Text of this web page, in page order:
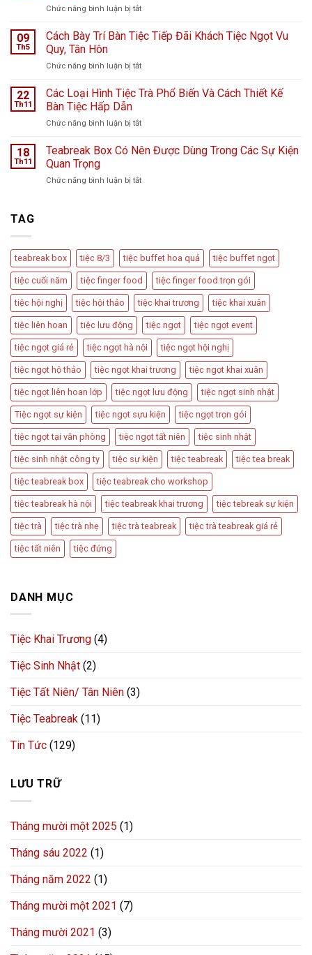
viện
Hà
ngày
bão
chuyện
Cầu
Chức năng bình luận bị tắtở
Teabreak
Khai
Cửa
nước
Perfume
09
Th5
Cách Bày Trí Bàn Tiệc Tiếp Đãi Khách Tiệc Ngọt Vu
Quy, Tân Hôn
Chức năng bình luận bị tắtở
Bày
Tiệc
Đãi
Ngọt
22
Th11
Các Loại Hình Tiệc Trà Phổ Biến Và Cách Thiết Kế
Bàn Tiệc Hấp Dẫn
Chức năng bình luận bị tắtở
Loại
Trà
Kế
Bàn
Tiệc
Hấp
Dẫn
18
Th11
Teabreak Box Có Nên Được Dùng Trong Các Sự Kiện
Quan Trọng
Chức năng bình luận bị tắtở
Dùng
Trong
Các
Sự
Kiện
Quan
Trọng
TAG
teabreak box tiệc 8/3 tiệc buffet hoa quả tiệc buffet ngọt
tiệc cuối năm tiệc finger food tiệc finger food trọn gói
tiệc hội nghị tiệc hội thảo tiệc khai trương tiệc khai xuân
tiệc liên hoan tiệc lưu động tiệc ngọt tiệc ngọt event
tiệc ngọt giá rẻ tiệc ngọt hà nội tiệc ngọt hội nghị
tiệc ngọt hộ thảo tiệc ngọt khai trương tiệc ngọt khai xuân
tiệc ngọt liên hoan lớp tiệc ngọt lưu động tiệc ngọt sinh nhật
Tiệc ngọt sự kiện tiệc ngọt sựu kiện tiệc ngọt trọn gói
tiệc ngọt tại văn phòng tiệc ngọt tất niên tiệc sinh nhật
tiệc sinh nhật công ty tiệc sự kiện tiệc teabreak tiệc tea break
tiệc teabreak box tiệc teabreak cho workshop
tiệc teabreak hà nội tiệc teabreak khai trương tiệc tebreak sự kiện
tiệc trà tiệc trà nhẹ tiệc trà teabreak tiệc trà teabreak giá rẻ
tiệc tất niên tiệc đứng
DANH MỤC
Tiệc Khai Trương (4)
Tiệc Sinh Nhật (2)
Tiệc Tất Niên/ Tân Niên (3)
Tiệc Teabreak (11)
Tin Tức (129)
LƯU TRỮ
Tháng mười một 2025 (1)
Tháng sáu 2022 (1)
Tháng năm 2022 (1)
Tháng mười một 2021 (7)
Tháng mười 2021 (3)